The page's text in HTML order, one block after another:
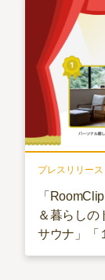
プレスリリース
「
＆暮らしの
サウナ」「